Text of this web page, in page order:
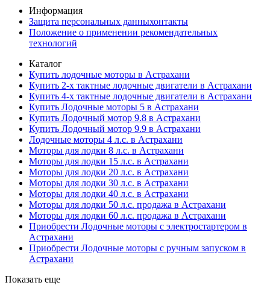
Информация
Защита персональных данныхонтакты
Положение о применении рекомендательных
технологий
Каталог
Купить лодочные моторы в Астрахани
Купить 2-х тактные лодочные двигатели в Астрахани
Купить 4-х тактные лодочные двигатели в Астрахани
Купить Лодочные моторы 5 в Астрахани
Купить Лодочный мотор 9.8 в Астрахани
Купить Лодочный мотор 9.9 в Астрахани
Лодочные моторы 4 л.с. в Астрахани
Моторы для лодки 8 л.с. в Астрахани
Моторы для лодки 15 л.с. в Астрахани
Моторы для лодки 20 л.с. в Астрахани
Моторы для лодки 30 л.с. в Астрахани
Моторы для лодки 40 л.с. в Астрахани
Моторы для лодки 50 л.с. продажа в Астрахани
Моторы для лодки 60 л.с. продажа в Астрахани
Приобрести Лодочные моторы с электростартером в
Астрахани
Приобрести Лодочные моторы с ручным запуском в
Астрахани
Показать еще